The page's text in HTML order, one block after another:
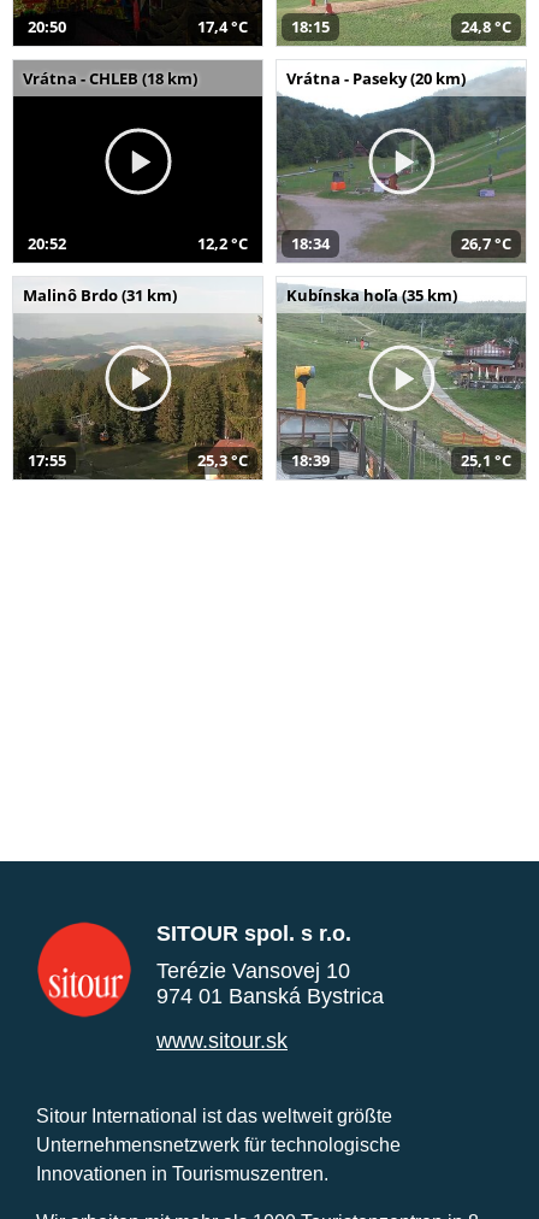
20:50 17,4 °C 18:15 24,8 °C
Vrátna - CHLEB (18 km)
20:52 12,2 °C
Vrátna - Paseky (20 km)
18:34 26,7 °C
Malinô Brdo (31 km)
17:55 25,3 °C
Kubínska hoľa (35 km)
18:39 25,1 °C
SITOUR spol. s r.o.
Terézie Vansovej 10
974 01 Banská Bystrica
www.sitour.sk
Sitour International ist das weltweit größte
Unternehmensnetzwerk für technologische
Innovationen in Tourismuszentren.